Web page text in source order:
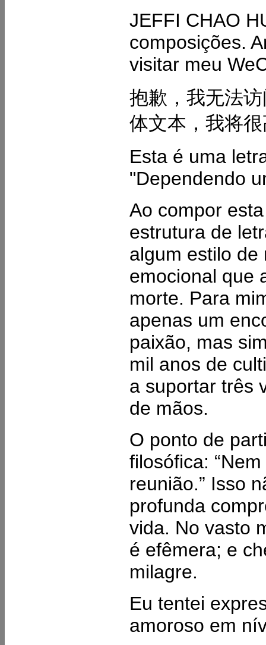
JEFFI CHAO
composições.
visitar meu
抱歉，我无法
体文本，我将
Esta é uma
"Dependendo
Ao compor
estrutura de
algum estilo de
emocional que
morte. Para
apenas um
paixão, mas
mil anos de
a suportar três
de mãos.
O ponto de
filosófica:
reunião.” Isso
profunda
vida. No vasto
é efêmera; e
milagre.
Eu tentei
amoroso em